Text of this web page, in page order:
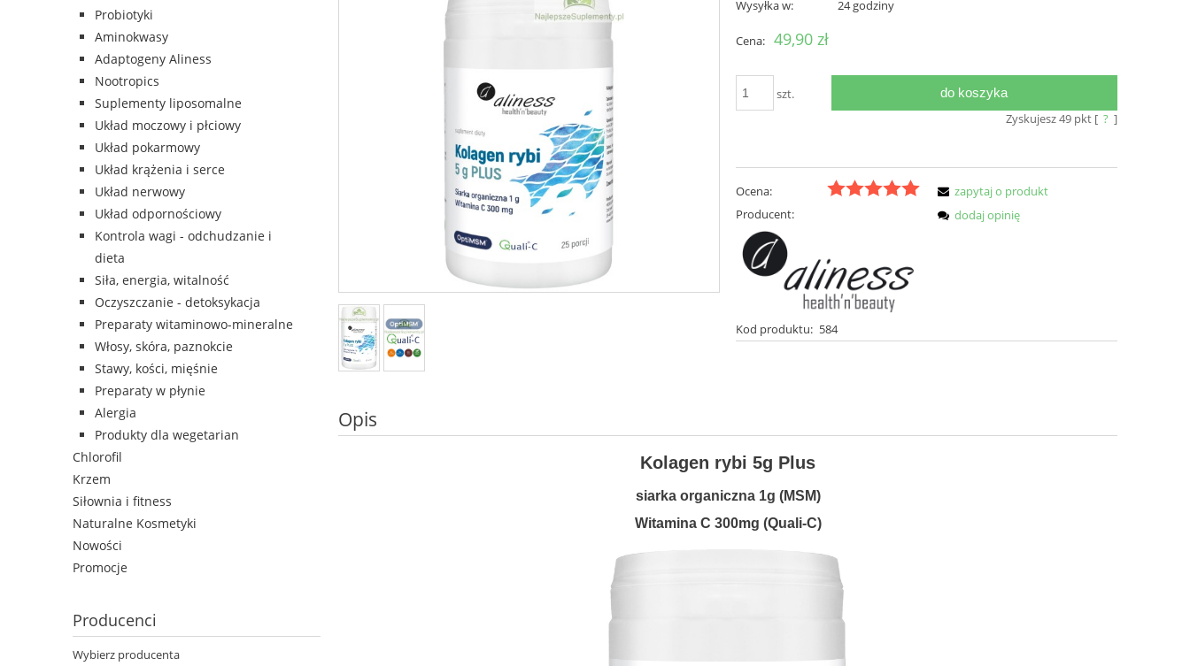
Probiotyki
Aminokwasy
Adaptogeny Aliness
Nootropics
Suplementy liposomalne
Układ moczowy i płciowy
Układ pokarmowy
Układ krążenia i serce
Układ nerwowy
Układ odpornościowy
Kontrola wagi - odchudzanie i
dieta
Siła, energia, witalność
Oczyszczanie - detoksykacja
Preparaty witaminowo-mineralne
Włosy, skóra, paznokcie
Stawy, kości, mięśnie
Preparaty w płynie
Alergia
Produkty dla wegetarian
Chlorofil
Krzem
Siłownia i fitness
Naturalne Kosmetyki
Nowości
Promocje
Producenci
Wybierz producenta
Wysyłka w:
24 godziny
Cena: 49,90 zł
szt. do koszyka
Zyskujesz49pkt [ ? ]
Ocena:
Producent:
Kod produktu: 584
zapytaj o produkt
dodaj opinię
Opis
Kolagen rybi 5g Plus
siarka organiczna 1g (MSM)
Witamina C 300mg (Quali-C)